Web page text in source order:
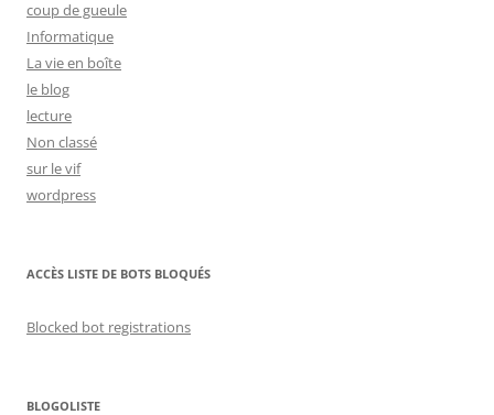
coup de gueule
Informatique
La vie en boîte
le blog
lecture
Non classé
sur le vif
wordpress
ACCÈS LISTE DE BOTS BLOQUÉS
Blocked bot registrations
BLOGOLISTE